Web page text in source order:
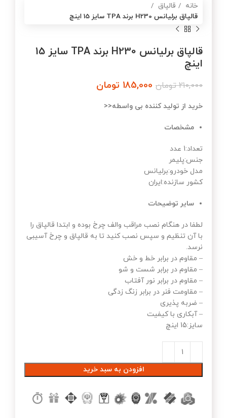
خانه
قالپاق
قالپاق برلیانس H230 برند TPA سایز 15 اینچ
قالپاق برلیانس H230 برند TPA سایز 15
اینچ
210,000 تومان 185,000 تومان
خرید از تولید کننده بی واسطه<<
مشخصات
تعداد:1 عدد
جنس:پلیمر
مدل خودرو:برلیانس
کشور سازنده:ایران
سایر توضیحات
لطفا در هنگام نصب مراقب والف چرخ بوده و ابتدا قالپاق را
با آن تنظیم و سپس نصب کنید تا به قالپاق و چرخ آسیبی
نرسد.
– مقاوم در برابر خط و خش
– مقاوم در برابر شست و شو
– مقاوم در برابر نور آفتاب
– مقاومت فنر در برابر زنگ زدگی
– ضربه پذیری
– آبکاری با کیفیت
سایز:15 اینچ
افزودن به سبد خرید